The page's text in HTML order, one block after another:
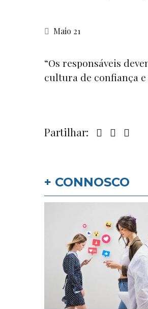
Maio 21
“Os responsáveis
cultura de confiança e
Partilhar:
+ CONNOSCO